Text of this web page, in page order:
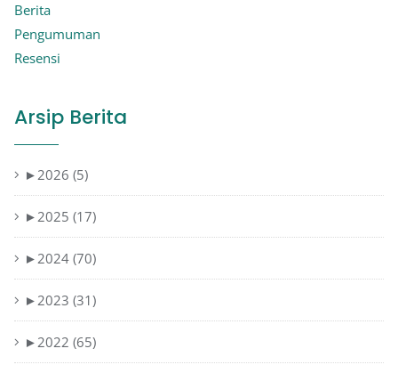
Berita
Pengumuman
Resensi
Arsip Berita
► 2026 (5)
► 2025 (17)
► 2024 (70)
► 2023 (31)
► 2022 (65)